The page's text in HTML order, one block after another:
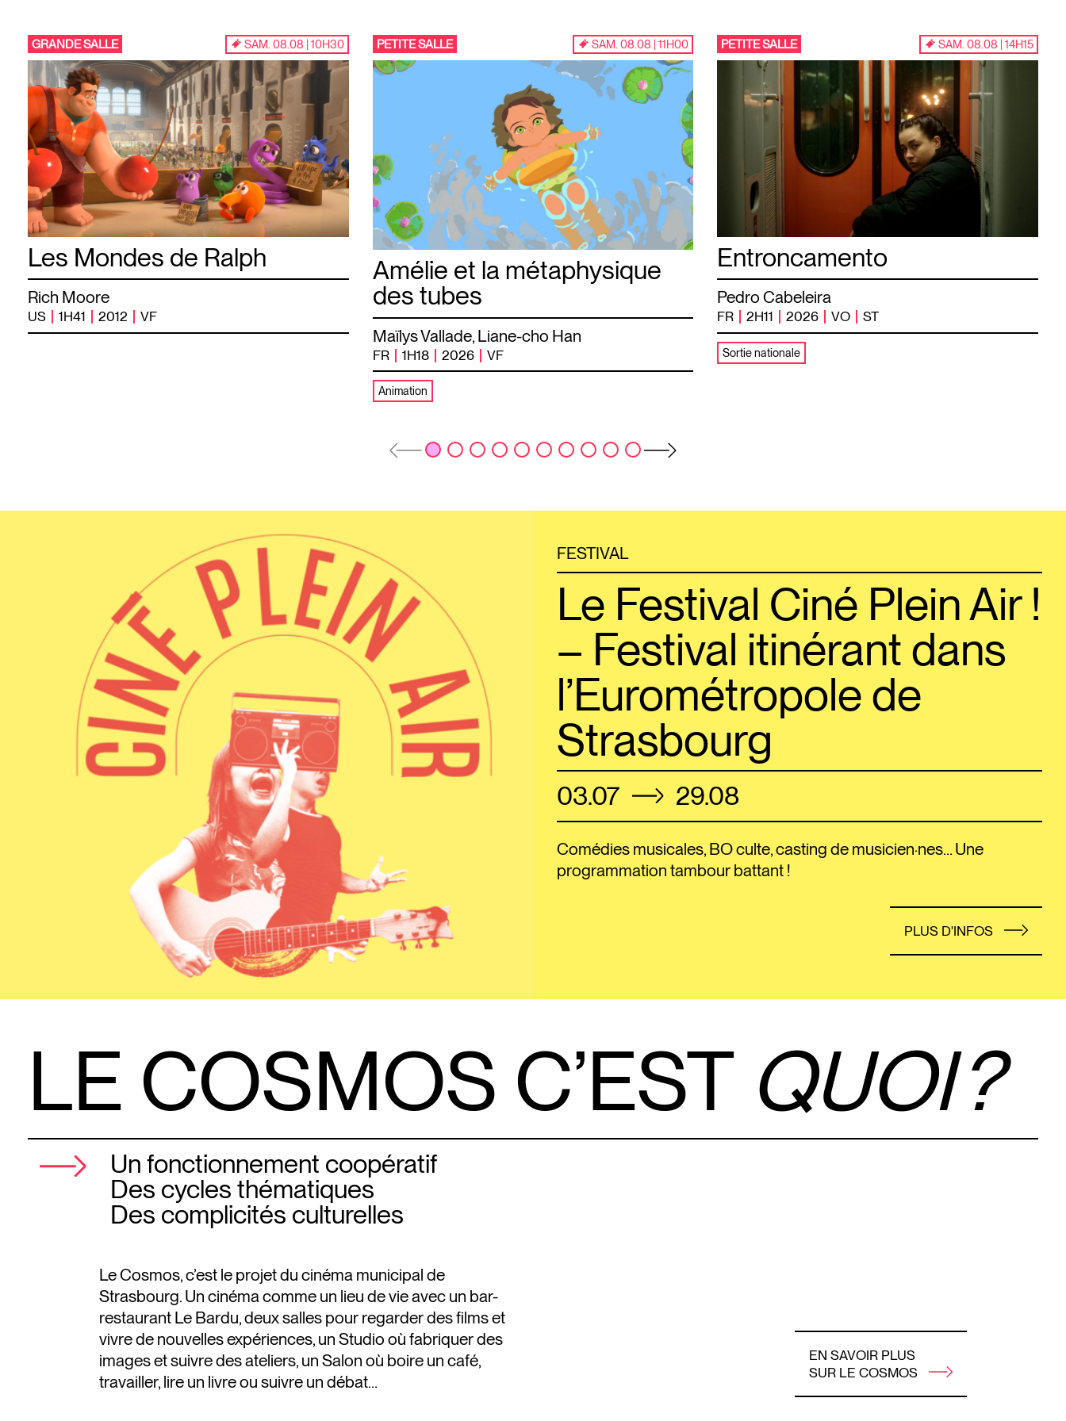
GRANDE SALLE SAM. 08.08 | 10H30
Les Mondes de Ralph
Rich Moore
US 1H41 2012 VF
PETITE SALLE SAM. 08.08 | 11H00
Amélie et la métaphysique
des tubes
Maïlys Vallade, Liane-cho Han
FR 1H18 2026 VF
Animation
PETITE SALLE SAM. 08.08 | 14H15
Entroncamento
Pedro Cabeleira
FR 2H11 2026 VO ST
Sortie nationale
FESTIVAL
Le Festival Ciné Plein Air !
– Festival itinérant dans
l’Eurométropole de
Strasbourg
03.07 29.08
Comédies musicales, BO culte, casting de musicien·nes… Une
programmation tambour battant !
PLUS D'INFOS
LE COSMOS C’EST QUOI ?
Un fonctionnement coopératif
Des cycles thématiques
Des complicités culturelles
Le Cosmos, c’est le projet du cinéma municipal de
Strasbourg. Un cinéma comme un lieu de vie avec un bar-
restaurant Le Bardu, deux salles pour regarder des films et
vivre de nouvelles expériences, un Studio où fabriquer des
images et suivre des ateliers, un Salon où boire un café,
travailler, lire un livre ou suivre un débat…
EN SAVOIR PLUS
SUR LE COSMOS